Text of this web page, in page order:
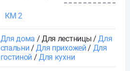
КМ 2
Для дома / Для лестницы /Для
спальни /Для прихожей / Для
гостиной /Для кухни